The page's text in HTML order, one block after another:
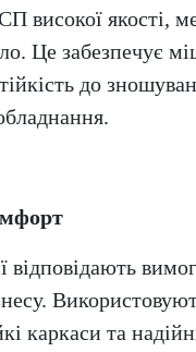
високої якості,
Це забезпечує
до
відповідають
каркаси та